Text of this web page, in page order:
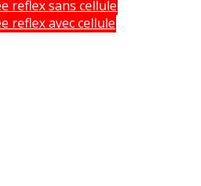
reflex sans cellule
reflex avec cellule